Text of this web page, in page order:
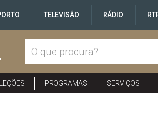
TELEVISÃO RÁDIO
PROGRAMAS SERVIÇOS